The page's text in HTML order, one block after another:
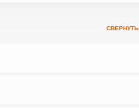
СВЕРНУТЬ